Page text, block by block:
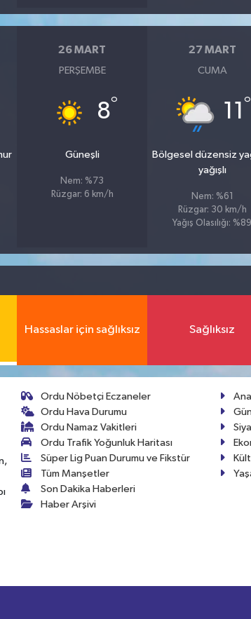
26 MART
PERŞEMBE
8°
Güneşli
Nem: %73
Rüzgar: 6 km/h
27 MART
CUMA
11 °
Bölgesel düzensiz
yağışlı
Nem: %61
Rüzgar: 30 km/h
Yağış Olasılığı: %89
Hassaslar için sağlıksız Sağlıksız
Ordu Nöbetçi Eczaneler
Ordu Hava Durumu
Ordu Namaz Vakitleri
Ordu Trafik Yoğunluk Haritası
Süper Lig Puan Durumu ve Fikstür
Tüm Manşetler
Son Dakika Haberleri
Haber Arşivi